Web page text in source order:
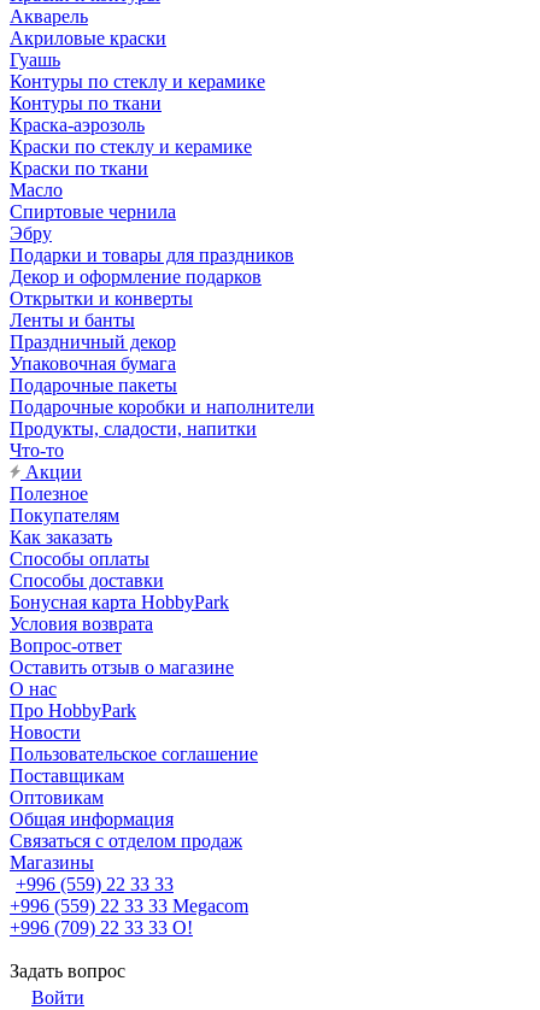
Акварель
Акриловые краски
Гуашь
Контуры по стеклу и керамике
Контуры по ткани
Краска-аэрозоль
Краски по стеклу и керамике
Краски по ткани
Масло
Спиртовые чернила
Эбру
Подарки и товары для праздников
Декор и оформление подарков
Открытки и конверты
Ленты и банты
Праздничный декор
Упаковочная бумага
Подарочные пакеты
Подарочные коробки и наполнители
Продукты, сладости, напитки
Что-то
Акции
Полезное
Покупателям
Как заказать
Способы оплаты
Способы доставки
Бонусная карта HobbyPark
Условия возврата
Вопрос-ответ
Оставить отзыв о магазине
О нас
Про HobbyPark
Новости
Пользовательское соглашение
Поставщикам
Оптовикам
Общая информация
Связаться с отделом продаж
Магазины
+996 (559) 22 33 33
+996 (559) 22 33 33 Megacom
+996 (709) 22 33 33 O!
Задать вопрос
Войти